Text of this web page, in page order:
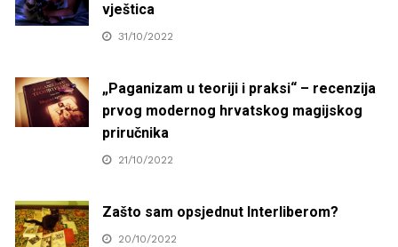
vještica
31/10/2022
„Paganizam u teoriji i praksi“ – recenzija
prvog modernog hrvatskog magijskog
priručnika
21/10/2022
Zašto sam opsjednut Interliberom?
20/10/2022